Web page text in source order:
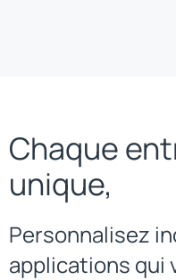
Chaque
unique,
Personnalisez
applications qui